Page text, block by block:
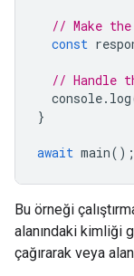
// Make
const
// Handle
console. log
}
await main();
Bu örneği
alanındaki kimliği
çağırarak veya